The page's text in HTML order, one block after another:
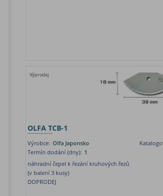
Výprodej
OLFA TCB-1
Výrobce: Olfa Japonsko
Termín dodání (dny): 1
náhradní čepel k řezání kruhových řezů
(v balení 3 kusy)
DOPRODEJ